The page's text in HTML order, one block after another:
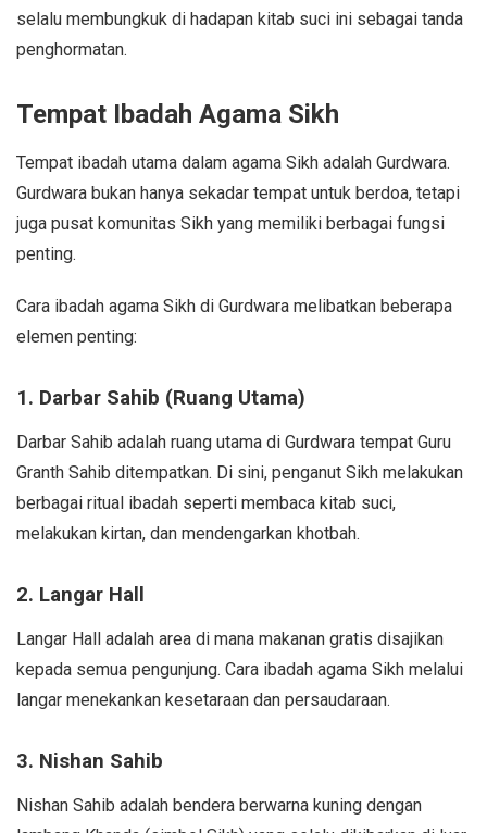
selalu membungkuk di hadapan kitab suci ini sebagai tanda
penghormatan.
Tempat Ibadah Agama Sikh
Tempat ibadah utama dalam agama Sikh adalah Gurdwara.
Gurdwara bukan hanya sekadar tempat untuk berdoa, tetapi
juga pusat komunitas Sikh yang memiliki berbagai fungsi
penting.
Cara ibadah agama Sikh di Gurdwara melibatkan beberapa
elemen penting:
1. Darbar Sahib (Ruang Utama)
Darbar Sahib adalah ruang utama di Gurdwara tempat Guru
Granth Sahib ditempatkan. Di sini, penganut Sikh melakukan
berbagai ritual ibadah seperti membaca kitab suci,
melakukan kirtan, dan mendengarkan khotbah.
2. Langar Hall
Langar Hall adalah area di mana makanan gratis disajikan
kepada semua pengunjung. Cara ibadah agama Sikh melalui
langar menekankan kesetaraan dan persaudaraan.
3. Nishan Sahib
Nishan Sahib adalah bendera berwarna kuning dengan